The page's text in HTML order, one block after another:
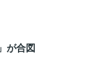
が合図